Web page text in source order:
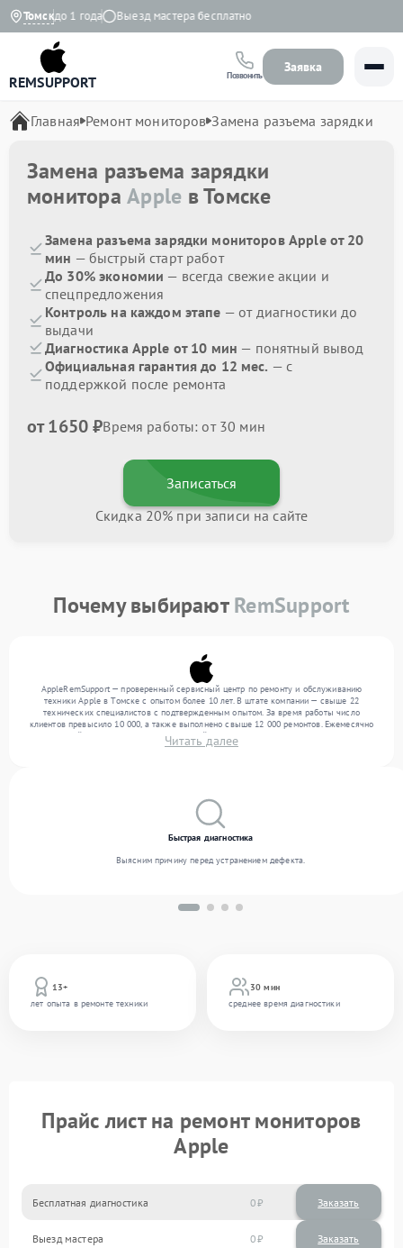
Томскдо 1 года Выезд мастера бесплатно
REMSUPPORT Позвонить
Заявка
Главная Ремонт мониторов Замена разъема зарядки
Замена разъема зарядки
монитораApple в Томске
Замена разъема зарядки мониторов Apple от 20
мин — быстрый старт работ
До 30% экономии — всегда свежие акции и
спецпредложения
Контроль на каждом этапе — от диагностики до
выдачи
Диагностика Apple от 10 мин — понятный вывод
Официальная гарантия до 12 мес. — с
поддержкой после ремонта
от 1650 ₽Время работы: от 30 мин
Записаться
Скидка 20% при записи на сайте
Почему выбираютRemSupport
AppleRemSupport — проверенный сервисный центр по ремонту и обслуживанию
техники Apple в Томске с опытом более 10 лет. В штате компании — свыше 22
технических специалистов с подтвержденным опытом. За время работы число
клиентов превысило 10 000, а также выполнено свыше 12 000 ремонтов. Ежемесячно
в сервисный центр поступает от 300 устройств, включая , , . Мы работаем с широким
спектром неисправностей и предлагаем стабильный уровень сервиса благодаря
Читать далее
13+
лет опыта в ремонте техники
30 мин
среднее время диагностики
Быстрая диагностика
Выясним причину перед устранением дефекта.
Прайс лист на ремонт мониторов
Apple
Бесплатная диагностика 0 Заказать
Выезд мастера 0 Заказать